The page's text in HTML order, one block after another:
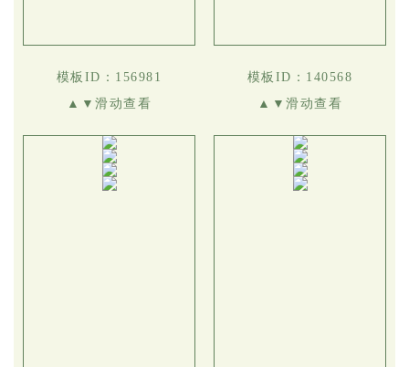
模板ID：156981
▲▼滑动查看
模板ID：140568
▲▼滑动查看